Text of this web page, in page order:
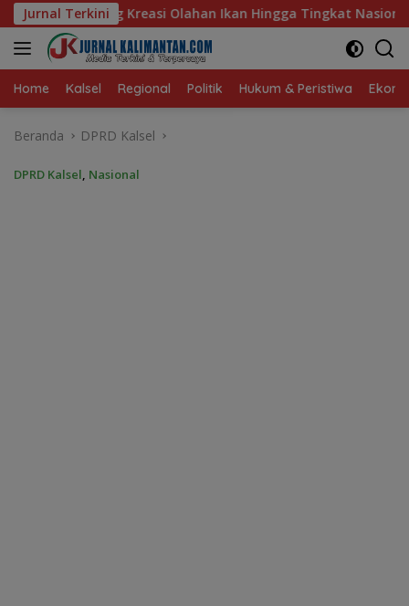
Langsung
ke
konten
Jurnal Terkini
Ikan Hingga Tingkat Nasional Pada Lomba Masak Serba Ikan
Home Kalsel Regional Politik Hukum & Peristiwa
Beranda DPRD Kalsel
DPRD Kalsel, Nasional